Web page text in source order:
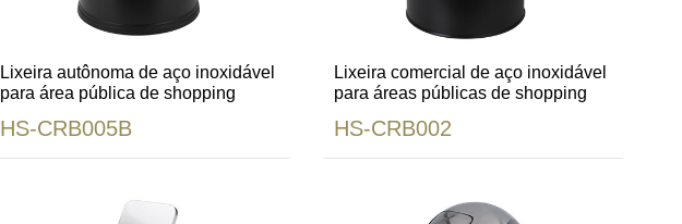
Lixeira autônoma de aço inoxidável
para área pública de shopping
HS-CRB005B
Lixeira comercial de aço inoxidável
para áreas públicas de shopping
HS-CRB002